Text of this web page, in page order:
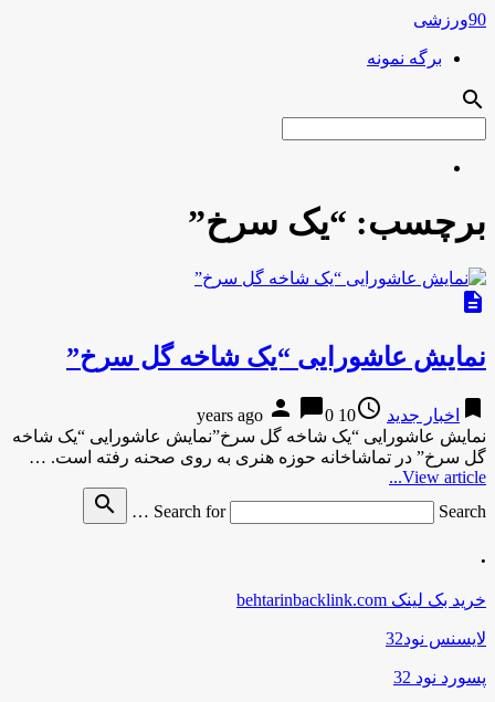
90ورزشی
برگه نمونه
search
برچسب: “یک سرخ”
description
نمایش عاشورایی “یک شاخه گل سرخ”
bookmark اخبار جدید access_time
10 years ago
person chat_bubble0
نمایش عاشورایی “یک شاخه گل سرخ”نمایش عاشورایی “یک شاخه
گل سرخ” در تماشاخانه حوزه هنری به روی صحنه رفته است. …
View article...
Search for
Search …
search
.
خرید بک لینک behtarinbacklink.com
لایسنس نود32
پسورد نود 32